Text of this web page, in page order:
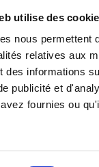
utilise des
nous permettent
relatives aux
des informations
publicité et
fournies ou
Vivaces
Outils et